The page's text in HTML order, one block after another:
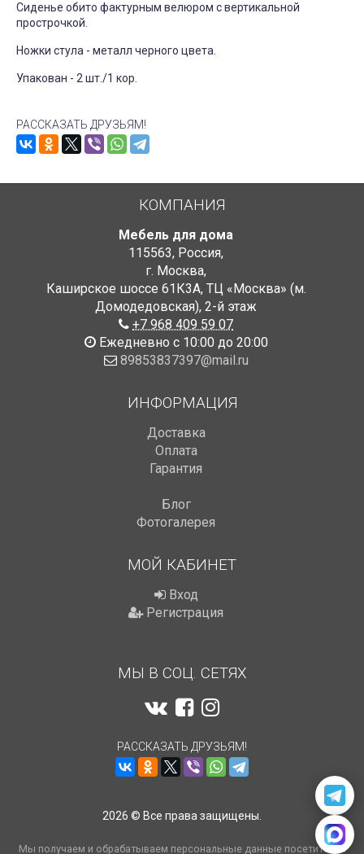
Сиденье обито фактурным велюром с вертикальной
прострочкой.
Ножки стула - металл черного цвета.
Упакован - 2 шт./1 кор.
РАССКАЗАТЬ ДРУЗЬЯМ!
КОМПАНИЯ
Мебель для дома
115563, Россия,
г. Москва,
Каширское шоссе 61К3А, ТЦ «Москва» (м.
Домодедовская), 2-й этаж
+7 968 409 59 07
Ежедневно с 10:00 до 20:00
89853837397@mail.ru
ИНФОРМАЦИЯ
Доставка
Оплата
Гарантия
Блог
Фотогалерея
МОЙ КАБИНЕТ
Вход
Регистрация
МЫ В СОЦ. СЕТЯХ
РАССКАЗАТЬ ДРУЗЬЯМ!
2026 © Все права защищены.
Мы получаем и обрабатываем персональные данные посетителей